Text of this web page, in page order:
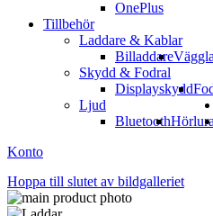
OnePlus
Tillbehör
Laddare & Kablar
Billaddare
Skydd & Fodral
Displayskydd
Ljud
Bluetooth
Konto
Hoppa till slutet av bildgalleriet